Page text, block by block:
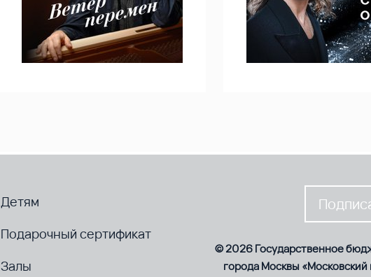
Детям
Подарочный сертификат
Залы
© 2026 Государственное
города Москвы